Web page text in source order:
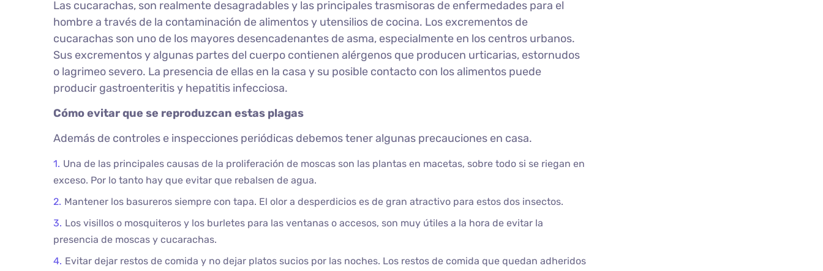
Las cucarachas, son realmente desagradables y las principales trasmisoras de enfermedades para el
hombre a través de la contaminación de alimentos y utensilios de cocina. Los excrementos de
cucarachas son uno de los mayores desencadenantes de asma, especialmente en los centros urbanos.
Sus excrementos y algunas partes del cuerpo contienen alérgenos que producen urticarias, estornudos
o lagrimeo severo. La presencia de ellas en la casa y su posible contacto con los alimentos puede
producir gastroenteritis y hepatitis infecciosa.
Cómo evitar que se reproduzcan estas plagas
Además de controles e inspecciones periódicas debemos tener algunas precauciones en casa.
Una de las principales causas de la proliferación de moscas son las plantas en macetas, sobre todo si se riegan en
exceso. Por lo tanto hay que evitar que rebalsen de agua.
Mantener los basureros siempre con tapa. El olor a desperdicios es de gran atractivo para estos dos insectos.
Los visillos o mosquiteros y los burletes para las ventanas o accesos, son muy útiles a la hora de evitar la
presencia de moscas y cucarachas.
Evitar dejar restos de comida y no dejar platos sucios por las noches. Los restos de comida que quedan adheridos